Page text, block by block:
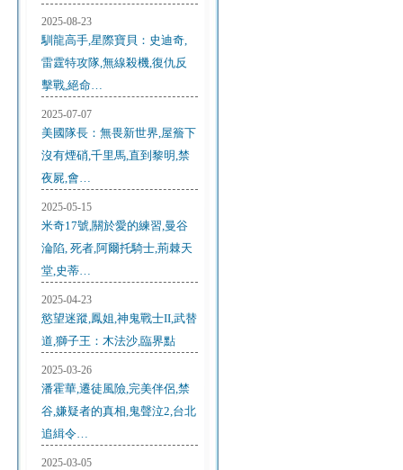
2025-08-23
馴龍高手,星際寶貝：史迪奇,
雷霆特攻隊,無線殺機,復仇反
擊戰,絕命…
2025-07-07
美國隊長：無畏新世界,屋簷下
沒有煙硝,千里馬,直到黎明,禁
夜屍,會…
2025-05-15
米奇17號,關於愛的練習,曼谷
淪陷, 死者,阿爾托騎士,荊棘天
堂,史蒂…
2025-04-23
慾望迷蹤,鳳姐,神鬼戰士II,武替
道,獅子王：木法沙,臨界點
2025-03-26
潘霍華,遷徒風險,完美伴侶,禁
谷,嫌疑者的真相,鬼聲泣2,台北
追緝令…
2025-03-05